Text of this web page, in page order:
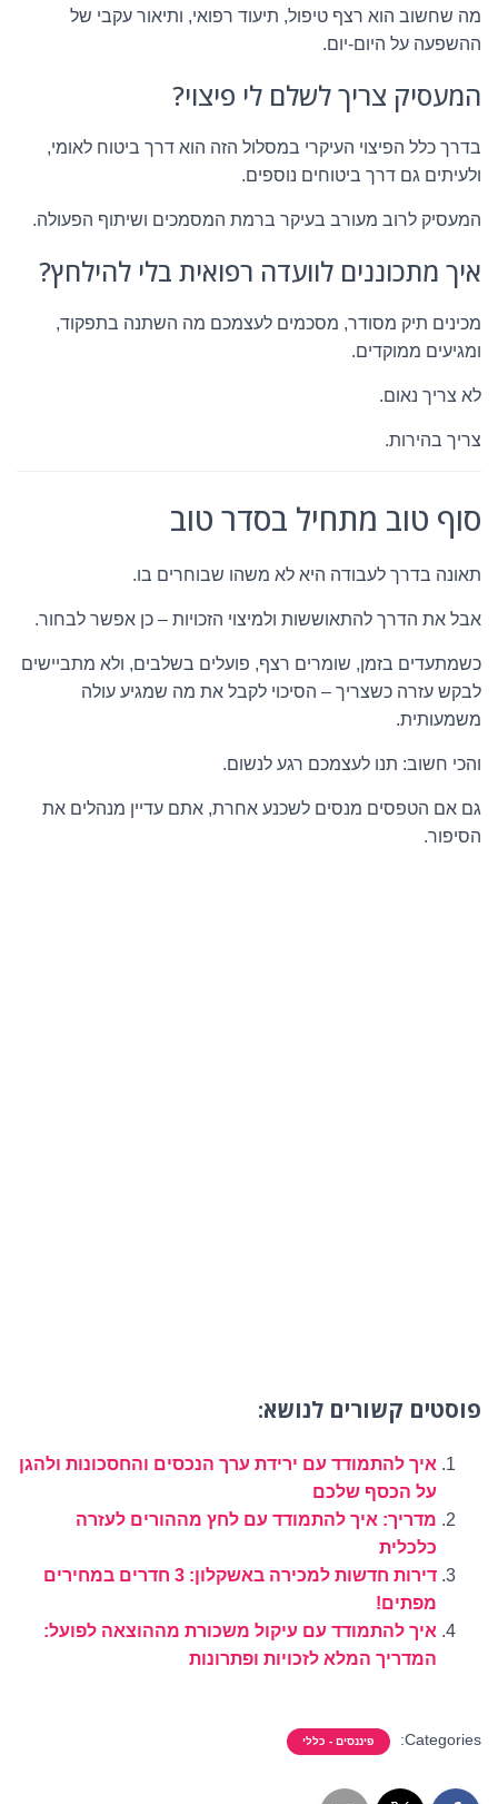
מה שחשוב הוא רצף טיפול, תיעוד רפואי, ותיאור עקבי של
ההשפעה על היום-יום.
המעסיק צריך לשלם לי פיצוי?
בדרך כלל הפיצוי העיקרי במסלול הזה הוא דרך ביטוח לאומי,
ולעיתים גם דרך ביטוחים נוספים.
המעסיק לרוב מעורב בעיקר ברמת המסמכים ושיתוף הפעולה.
איך מתכוננים לוועדה רפואית בלי להילחץ?
מכינים תיק מסודר, מסכמים לעצמכם מה השתנה בתפקוד,
ומגיעים ממוקדים.
לא צריך נאום.
צריך בהירות.
סוף טוב מתחיל בסדר טוב
תאונה בדרך לעבודה היא לא משהו שבוחרים בו.
אבל את הדרך להתאוששות ולמיצוי הזכויות – כן אפשר לבחור.
כשמתעדים בזמן, שומרים רצף, פועלים בשלבים, ולא מתביישים
לבקש עזרה כשצריך – הסיכוי לקבל את מה שמגיע עולה
משמעותית.
והכי חשוב: תנו לעצמכם רגע לנשום.
גם אם הטפסים מנסים לשכנע אחרת, אתם עדיין מנהלים את
הסיפור.
פוסטים קשורים לנושא:
איך להתמודד עם ירידת ערך הנכסים והחסכונות ולהגן
על הכסף שלכם
מדריך: איך להתמודד עם לחץ מההורים לעזרה
כלכלית
דירות חדשות למכירה באשקלון: 3 חדרים במחירים
מפתים!
איך להתמודד עם עיקול משכורת מההוצאה לפועל:
המדריך המלא לזכויות ופתרונות
Categories: פיננסים - כללי